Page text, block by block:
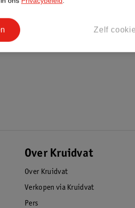
Over Kruidvat
Over Kruidvat
Verkopen via Kruidvat
Pers
Zelf